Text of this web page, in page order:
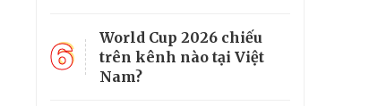
6
World Cup 2026 chiếu
trên kênh nào tại Việt
Nam?